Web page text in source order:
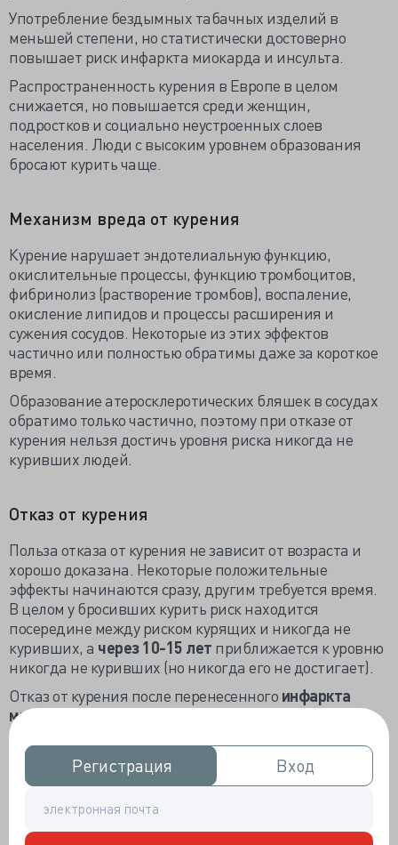
Регистрация
Регистрация Вход
Вход
Употребление бездымных табачных изделий в
меньшей степени, но статистически достоверно
повышает риск инфаркта миокарда и инсульта.
Распространенность курения в Европе в целом
снижается, но повышается среди женщин,
подростков и социально неустроенных слоев
населения. Люди с высоким уровнем образования
бросают курить чаще.
Механизм вреда от курения
Курение нарушает эндотелиальную функцию,
окислительные процессы, функцию тромбоцитов,
фибринолиз (растворение тромбов), воспаление,
окисление липидов и процессы расширения и
сужения сосудов. Некоторые из этих эффектов
частично или полностью обратимы даже за короткое
время.
Образование атеросклеротических бляшек в сосудах
обратимо только частично, поэтому при отказе от
курения нельзя достичь уровня риска никогда не
куривших людей.
Отказ от курения
Польза отказа от курения не зависит от возраста и
хорошо доказана. Некоторые положительные
эффекты начинаются сразу, другим требуется время.
В целом у бросивших курить риск находится
посередине между риском курящих и никогда не
куривших, а через 10-15 лет приближается к уровню
никогда не куривших (но никогда его не достигает).
Отказ от курения после перенесенного инфаркта
миокардаоказался самой эффективной
профилактической мерой снижения риска.
Статистически значимые различия появляются уже
через 6 месяцев после отказа от курения.
Нужно избегать пассивного курения.
Вероятность отказа от куренияувеличивается: